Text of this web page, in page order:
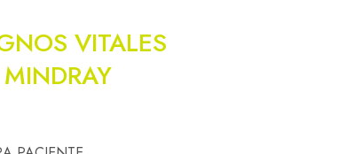
VITALES